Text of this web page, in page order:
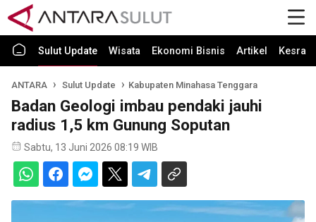
Sulut Update Wisata Ekonomi Bisnis Artikel Kesra
ANTARA Sulut Update Kabupaten Minahasa Tenggara
Badan Geologi imbau pendaki jauhi
radius 1,5 km Gunung Soputan
Sabtu, 13 Juni 2026 08:19 WIB